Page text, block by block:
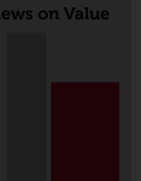
Aufsicht
von
Sinne
Abs.